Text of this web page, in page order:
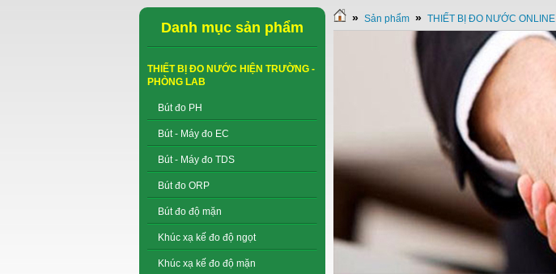
Danh mục sản phẩm
THIẾT BỊ ĐO NƯỚC HIỆN TRƯỜNG -
PHÒNG LAB
Bút đo PH
Bút - Máy đo EC
Bút - Máy đo TDS
Bút đo ORP
Bút đo độ mặn
Khúc xạ kế đo độ ngọt
Khúc xạ kế đo độ mặn
» Sản phẩm » THIẾT BỊ ĐO NƯỚC ONLINE